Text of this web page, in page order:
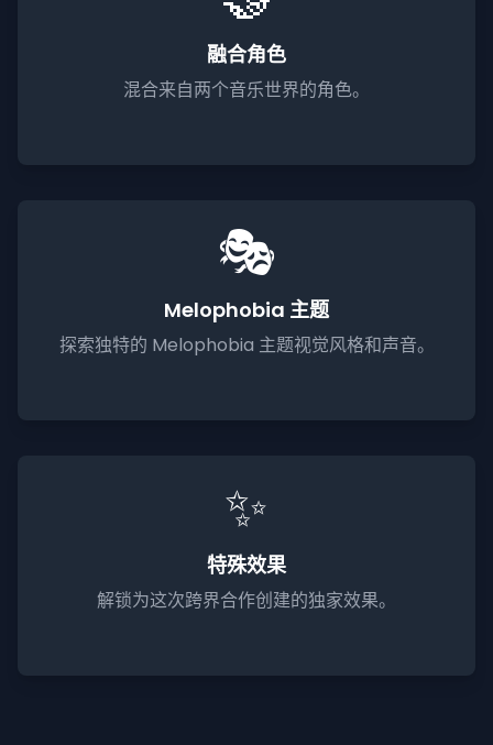
融合角色
混合来自两个音乐世界的角色。
🎭
Melophobia 主题
探索独特的 Melophobia 主题视觉风格和声音。
✨
特殊效果
解锁为这次跨界合作创建的独家效果。